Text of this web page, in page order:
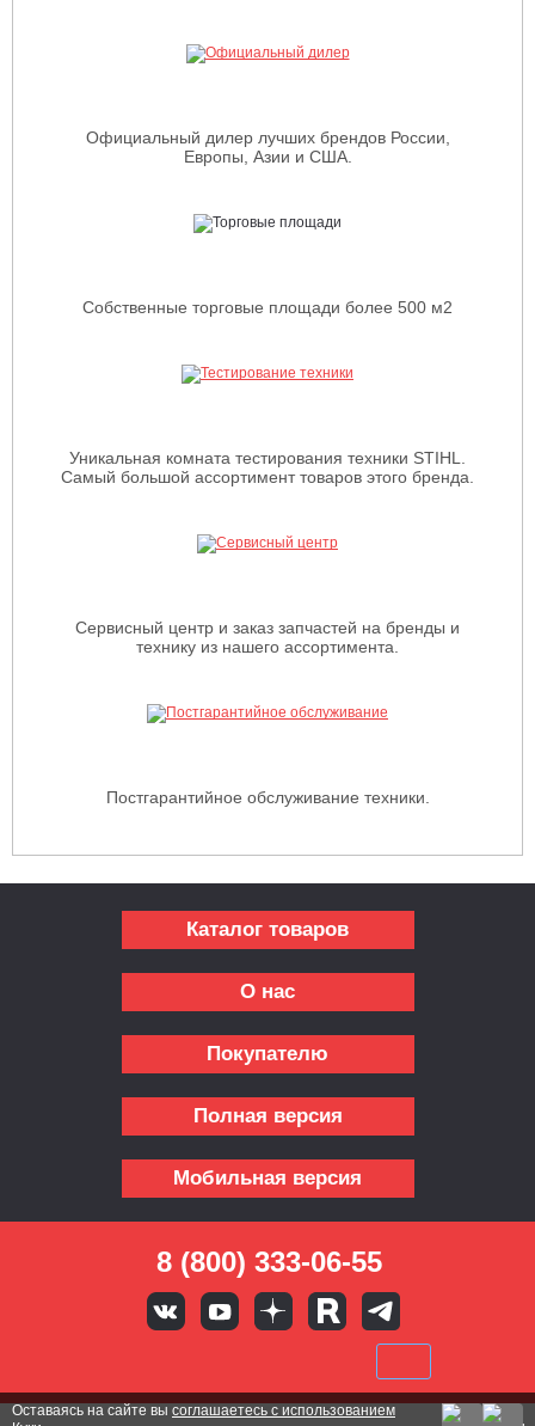
Официальный дилер лучших брендов России,
Европы, Азии и США.
Собственные торговые площади более 500 м2
Уникальная комната тестирования техники STIHL.
Самый большой ассортимент товаров этого бренда.
Сервисный центр и заказ запчастей на бренды и
технику из нашего ассортимента.
Постгарантийное обслуживание техники.
Каталог товаров
О нас
Покупателю
Полная версия
Мобильная версия
8 (800) 333-06-55
Оставаясь на сайте вы соглашаетесь с использованием